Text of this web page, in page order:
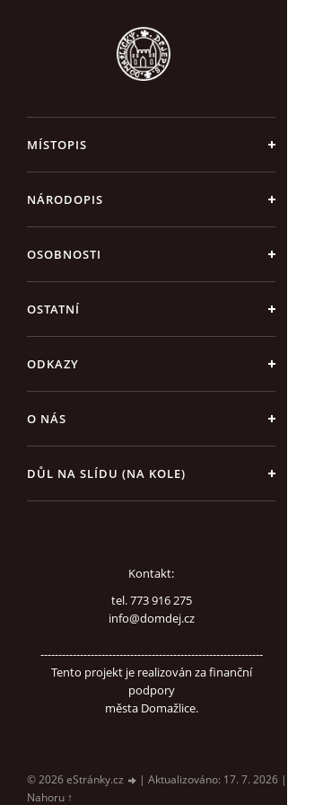
MÍSTOPIS
NÁRODOPIS
OSOBNOSTI
OSTATNÍ
ODKAZY
O NÁS
DŮL NA SLÍDU (NA KOLE)
Kontakt:
tel. 773 916 275
info@domdej.cz
--------------------------------------------------------------
Tento projekt je realizován za finanční
podpory
města Domažlice.
© 2026 eStránky.cz | Aktualizováno: 17. 7. 2026 |
Nahoru ↑